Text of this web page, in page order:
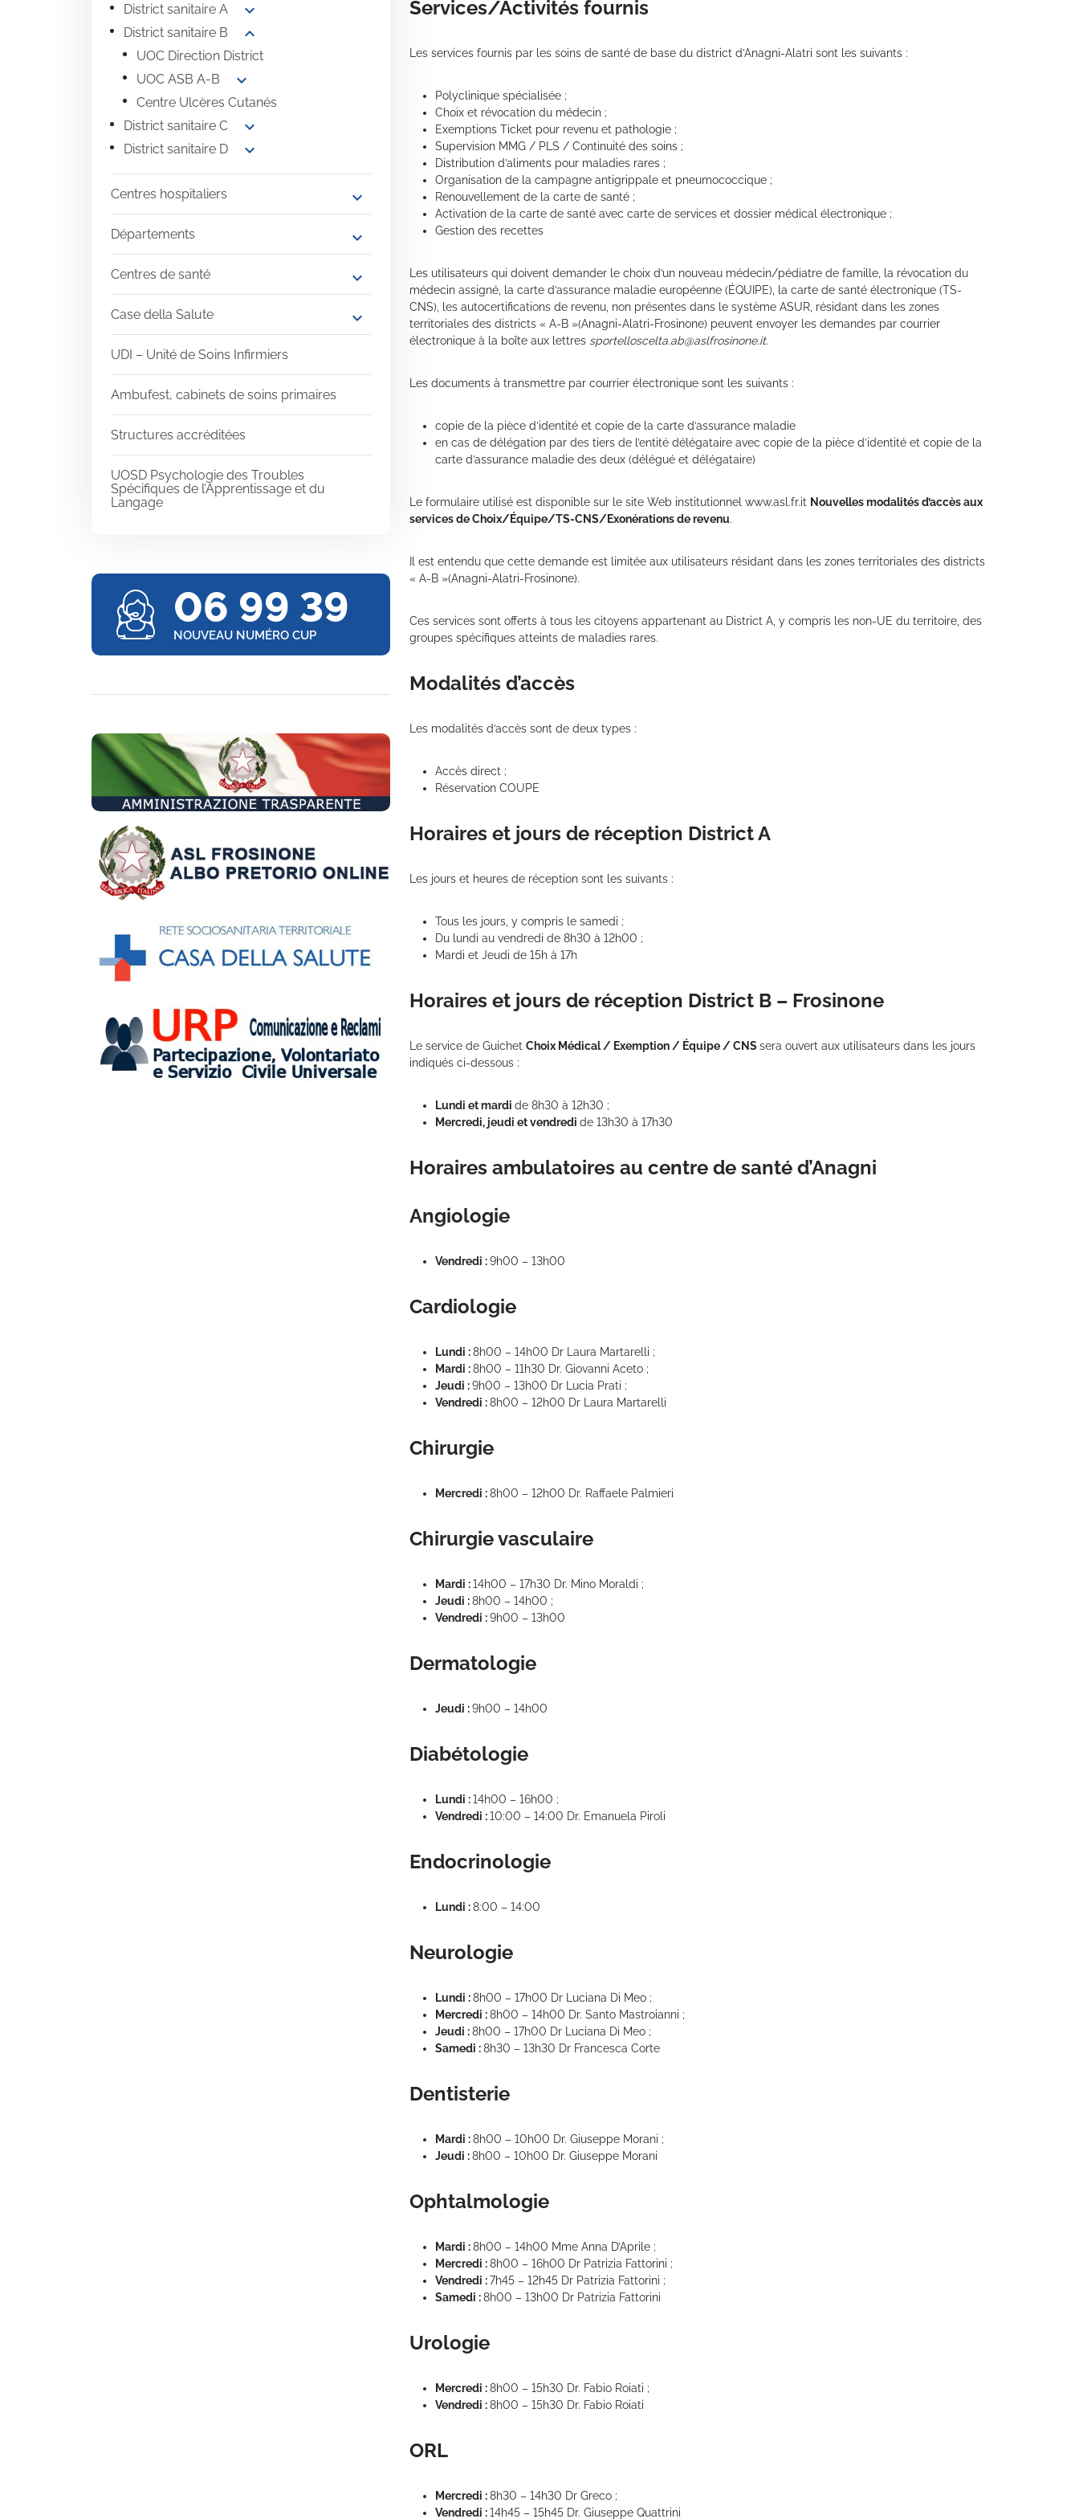
District sanitaire A expand_more
District sanitaire B expand_more
UOC Direction District
UOC ASB A-B
expand_more
Centre Ulcères Cutanés
District sanitaire C
expand_more
District sanitaire D expand_more
Centres hospitaliers expand_more
Départements expand_more
Centres de santé expand_more
Case della Salute expand_more
UDI – Unité de Soins Infirmiers
Ambufest, cabinets de soins primaires
Structures accréditées
UOSD Psychologie des Troubles
Spécifiques de l’Apprentissage et du
Langage
Services/Activités fournis
Les services fournis par les soins de santé de base du district d’Anagni-Alatri sont les suivants :
Polyclinique spécialisée ;
Choix et révocation du médecin ;
Exemptions Ticket pour revenu et pathologie ;
Supervision MMG / PLS / Continuité des soins ;
Distribution d’aliments pour maladies rares ;
Organisation de la campagne antigrippale et pneumococcique ;
Renouvellement de la carte de santé ;
Activation de la carte de santé avec carte de services et dossier médical électronique ;
Gestion des recettes
Les utilisateurs qui doivent demander le choix d’un nouveau médecin/pédiatre de famille, la révocation du
médecin assigné, la carte d’assurance maladie européenne (ÉQUIPE), la carte de santé électronique (TS-
CNS), les autocertifications de revenu, non présentes dans le système ASUR, résidant dans les zones
territoriales des districts « A-B »(Anagni-Alatri-Frosinone) peuvent envoyer les demandes par courrier
électronique à la boîte aux lettres sportelloscelta.ab@aslfrosinone.it.
Les documents à transmettre par courrier électronique sont les suivants :
copie de la pièce d’identité et copie de la carte d’assurance maladie
en cas de délégation par des tiers de l’entité délégataire avec copie de la pièce d’identité et copie de la
carte d’assurance maladie des deux (délégué et délégataire)
Le formulaire utilisé est disponible sur le site Web institutionnel www.asl.fr.it Nouvelles modalités d’accès aux
services de Choix/Équipe/TS-CNS/Exonérations de revenu.
Il est entendu que cette demande est limitée aux utilisateurs résidant dans les zones territoriales des districts
« A-B »(Anagni-Alatri-Frosinone).
Ces services sont offerts à tous les citoyens appartenant au District A, y compris les non-UE du territoire, des
groupes spécifiques atteints de maladies rares.
Modalités d’accès
Les modalités d’accès sont de deux types :
Accès direct ;
Réservation COUPE
Horaires et jours de réception District A
Les jours et heures de réception sont les suivants :
Tous les jours, y compris le samedi ;
Du lundi au vendredi de 8h30 à 12h00 ;
Mardi et Jeudi de 15h à 17h
Horaires et jours de réception District B – Frosinone
Le service de Guichet Choix Médical / Exemption / Équipe / CNSsera ouvert aux utilisateurs dans les jours
indiqués ci-dessous :
Lundi et mardi de 8h30 à 12h30 ;
Mercredi, jeudi et vendredi de 13h30 à 17h30
Horaires ambulatoires au centre de santé d’Anagni
Angiologie
Vendredi :9h00 – 13h00
Cardiologie
Lundi :8h00 – 14h00 Dr Laura Martarelli ;
Mardi :8h00 – 11h30 Dr. Giovanni Aceto ;
Jeudi :9h00 – 13h00 Dr Lucia Prati ;
Vendredi :8h00 – 12h00 Dr Laura Martarelli
Chirurgie
Mercredi :8h00 – 12h00 Dr. Raffaele Palmieri
Chirurgie vasculaire
Mardi :14h00 – 17h30 Dr. Mino Moraldi ;
Jeudi :8h00 – 14h00 ;
Vendredi :9h00 – 13h00
Dermatologie
Jeudi :9h00 – 14h00
Diabétologie
Lundi :14h00 – 16h00 ;
Vendredi :10:00 – 14:00 Dr. Emanuela Piroli
Endocrinologie
Lundi :8:00 – 14:00
Neurologie
Lundi :8h00 – 17h00 Dr Luciana Di Meo ;
Mercredi :8h00 – 14h00 Dr. Santo Mastroianni ;
Jeudi :8h00 – 17h00 Dr Luciana Di Meo ;
Samedi :8h30 – 13h30 Dr Francesca Corte
Dentisterie
Mardi :8h00 – 10h00 Dr. Giuseppe Morani ;
Jeudi :8h00 – 10h00 Dr. Giuseppe Morani
Ophtalmologie
Mardi :8h00 – 14h00 Mme Anna D’Aprile ;
Mercredi :8h00 – 16h00 Dr Patrizia Fattorini ;
Vendredi :7h45 – 12h45 Dr Patrizia Fattorini ;
Samedi :8h00 – 13h00 Dr Patrizia Fattorini
Urologie
Mercredi :8h00 – 15h30 Dr. Fabio Roiati ;
Vendredi :8h00 – 15h30 Dr. Fabio Roiati
ORL
Mercredi :8h30 – 14h30 Dr Greco ;
Vendredi :14h45 – 15h45 Dr. Giuseppe Quattrini
06 99 39
NOUVEAU NUMÉRO CUP